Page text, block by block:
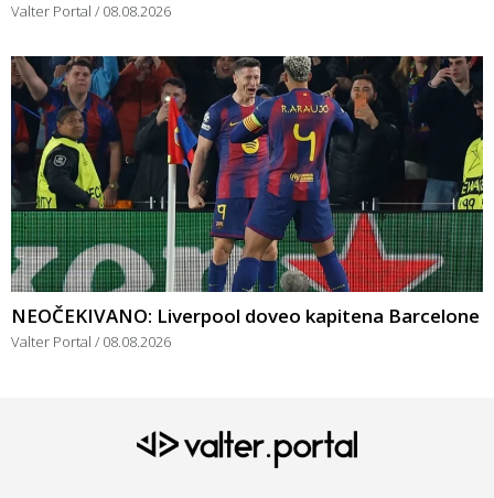
Valter Portal 08.08.2026
NEOČEKIVANO: Liverpool doveo kapitena Barcelone
Valter Portal 08.08.2026